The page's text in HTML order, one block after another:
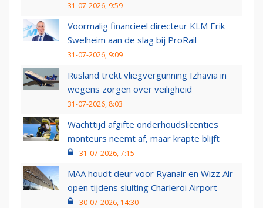
31-07-2026, 9:59
Voormalig financieel directeur KLM Erik
Swelheim aan de slag bij ProRail
31-07-2026, 9:09
Rusland trekt vliegvergunning Izhavia in
wegens zorgen over veiligheid
31-07-2026, 8:03
Wachttijd afgifte onderhoudslicenties
monteurs neemt af, maar krapte blijft
31-07-2026, 7:15
MAA houdt deur voor Ryanair en Wizz Air
open tijdens sluiting Charleroi Airport
30-07-2026, 14:30